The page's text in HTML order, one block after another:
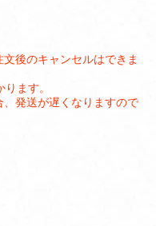
後のキャンセルはできま
ます。
発送が遅くなりますので